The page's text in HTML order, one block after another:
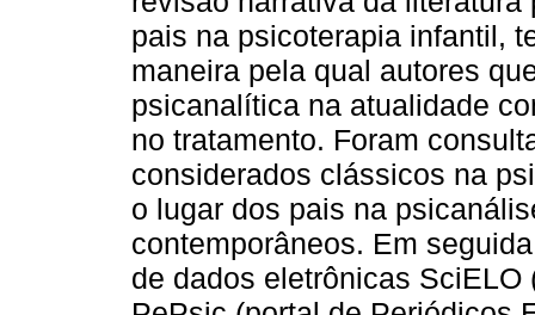
pais na psicoterapia infantil,
maneira pela qual autores
psicanalítica na atualidade
no tratamento. Foram
considerados clássicos na
o lugar dos pais na
contemporâneos. Em
de dados eletrônicas SciELO